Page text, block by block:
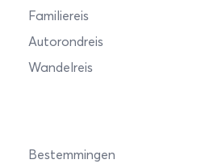
Familiereis
Autorondreis
Wandelreis
Bestemmingen